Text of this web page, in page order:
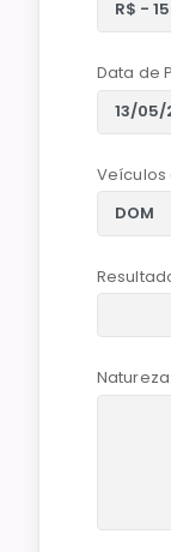
Data de
Veículos